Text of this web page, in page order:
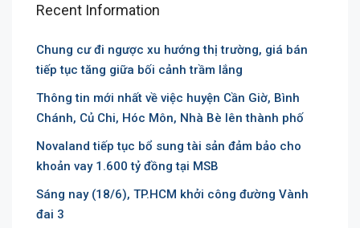
Recent Information
Chung cư đi ngược xu hướng thị trường, giá bán
tiếp tục tăng giữa bối cảnh trầm lắng
Thông tin mới nhất về việc huyện Cần Giờ, Bình
Chánh, Củ Chi, Hóc Môn, Nhà Bè lên thành phố
Novaland tiếp tục bổ sung tài sản đảm bảo cho
khoản vay 1.600 tỷ đồng tại MSB
Sáng nay (18/6), TP.HCM khởi công đường Vành
đai 3